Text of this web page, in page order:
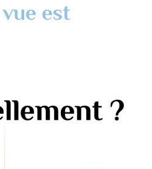
est